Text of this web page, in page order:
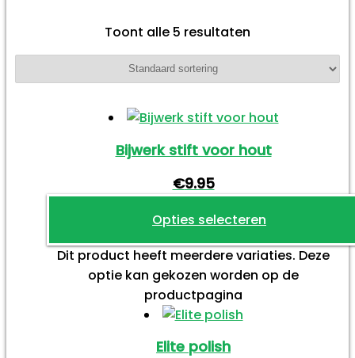
Toont alle 5 resultaten
Bijwerk stift voor hout
€9.95
Opties selecteren
Dit product heeft meerdere variaties. Deze
optie kan gekozen worden op de
productpagina
Elite polish